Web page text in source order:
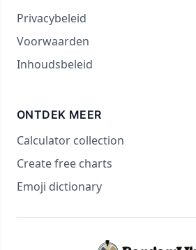
Privacybeleid
Voorwaarden
Inhoudsbeleid
ONTDEK MEER
Calculator collection
Create free charts
Emoji dictionary